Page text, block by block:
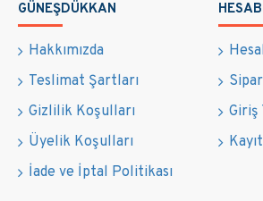
GÜNEŞDÜKKAN
Hakkımızda
Teslimat Şartları
Gizlilik Koşulları
Üyelik Koşulları
İade ve İptal Politikası
Giriş